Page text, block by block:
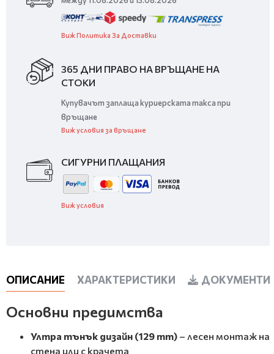
Виж Политика За Доставки
365 ДНИ ПРАВО НА ВРЪЩАНЕ НА
СТОКИ
Купувачът заплаща куриерската такса при
връщане
Виж условия за връщане
СИГУРНИ ПЛАЩАНИЯ
Виж условия
ОПИСАНИЕ ХАРАКТЕРИСТИКИ ДОКУМЕНТИ
Основни предимства
Ултра тънък дизайн (129 mm) – лесен монтаж на
стена или с крачета